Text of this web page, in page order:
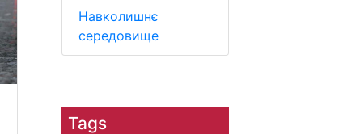
Навколишнє
середовище
Tags